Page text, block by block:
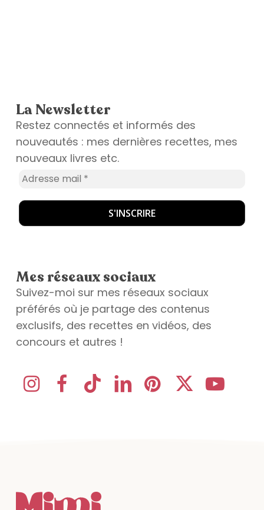
La Newsletter
Restez connectés et informés des
nouveautés : mes dernières recettes, mes
nouveaux livres etc.
Mes réseaux sociaux
Suivez-moi sur mes réseaux sociaux
préférés où je partage des contenus
exclusifs, des recettes en vidéos, des
concours et autres !